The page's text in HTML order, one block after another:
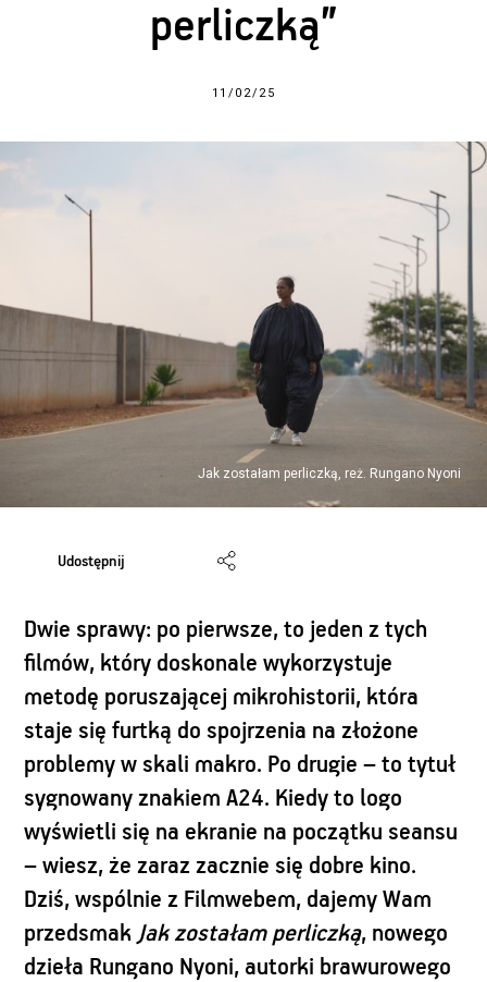
perliczką”
11/02/25
Jak zostałam perliczką, reż. Rungano Nyoni
Udostępnij
Dwie sprawy: po pierwsze, to jeden z tych
filmów, który doskonale wykorzystuje
metodę poruszającej mikrohistorii, która
staje się furtką do spojrzenia na złożone
problemy w skali makro. Po drugie – to tytuł
sygnowany znakiem A24. Kiedy to logo
wyświetli się na ekranie na początku seansu
– wiesz, że zaraz zacznie się dobre kino.
Dziś, wspólnie z Filmwebem, dajemy Wam
przedsmak Jak zostałam perliczką, nowego
dzieła Rungano Nyoni, autorki brawurowego